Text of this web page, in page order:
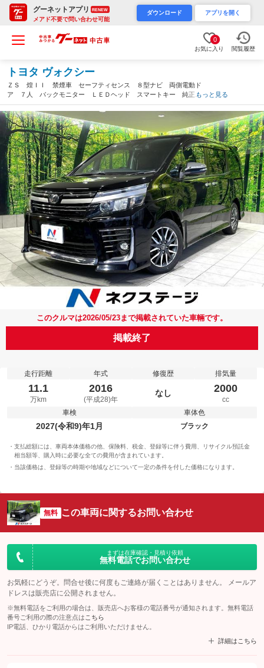
グーネットアプリ RENEW
メアド不要で問い合わせ可能
ダウンロード アプリを開く
0
お気に入り 閲覧履歴
トヨタ ヴォクシー
ＺＳ 煌ＩＩ 禁煙車 セーフティセンス ８型ナビ 両側電動ド
ア ７人 バックモニター ＬＥＤヘッド スマートキー 純正１
６インチアルミ デュアルオートエアコン アイドリングストッ
プ フルセグ（高知県）
もっと見る
このクルマは2026/05/23まで掲載されていた車輛です。
掲載終了
走行距離
11.1
万km
年式
2016
(平成28)年
修復歴
なし
排気量
2000
cc
車検
2027(令和9)年1月
車体色
ブラック
支払総額には、車両本体価格の他、保険料、税金、登録等に伴う費用、リサイクル預託金
相当額等、購入時に必要な全ての費用が含まれています。
当該価格は、登録等の時期や地域などについて一定の条件を付した価格になります。
無料 この車両に関するお問い合わせ
まずは在庫確認・見積り依頼
無料電話でお問い合わせ
お気軽にどうぞ。問合せ後に何度もご連絡が届くことはありません。 メールア
ドレスは販売店に公開されません。
※無料電話をご利用の場合は、販売店へお客様の電話番号が通知されます。無料電話
番号ご利用の際の注意点は こちら
IP電話、ひかり電話からはご利用いただけません。
詳細はこちら